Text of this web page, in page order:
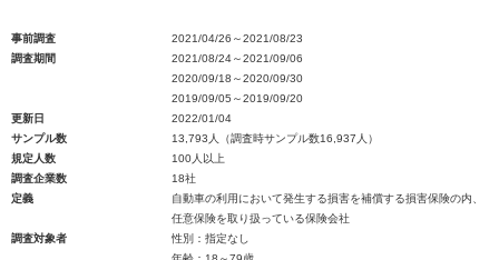
事前調査
2021/04/26～2021/08/23
調査期間
2021/08/24～2021/09/06
2020/09/18～2020/09/30
2019/09/05～2019/09/20
更新日
2022/01/04
サンプル数
13,793人（調査時サンプル数16,937人）
規定人数
100人以上
調査企業数
18社
定義
自動車の利用において発生する損害を補償する損害保険の内、
任意保険を取り扱っている保険会社
調査対象者
性別：指定なし